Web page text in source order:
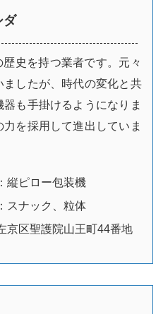
ダ
史を持つ業者です。元々
したが、時代の変化と共
も手掛けるようになりま
を採用して進出していま
縦ピロー包装機
スナック、粒体
京区聖護院山王町44番地